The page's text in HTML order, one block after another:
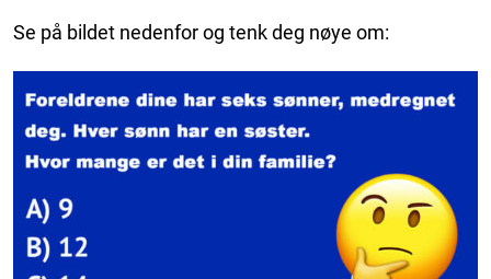
Se på bildet nedenfor og tenk deg nøye om: